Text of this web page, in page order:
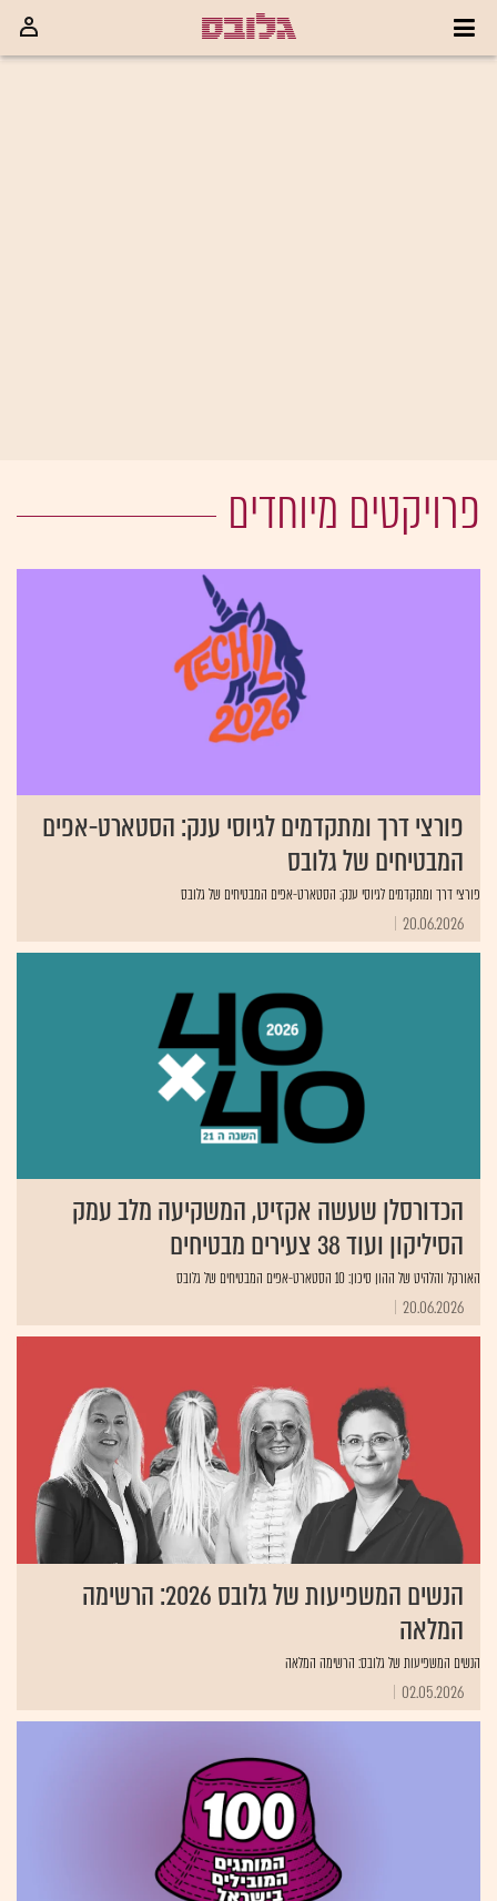
פרויקטים מיוחדים
פורצי דרך ומתקדמים לגיוסי ענק: הסטארט-אפים
המבטיחים של גלובס
פורצי דרך ומתקדמים לגיוסי ענק: הסטארט-אפים המבטיחים של גלובס
20.06.2026
הכדורסלן שעשה אקזיט, המשקיעה מלב עמק
הסיליקון ועוד 38 צעירים מבטיחים
האורקל והלהיט של ההון סיכון: 10 הסטארט-אפים המבטיחים של גלובס
20.06.2026
הנשים המשפיעות של גלובס 2026: הרשימה
המלאה
הנשים המשפיעות של גלובס: הרשימה המלאה
02.05.2026